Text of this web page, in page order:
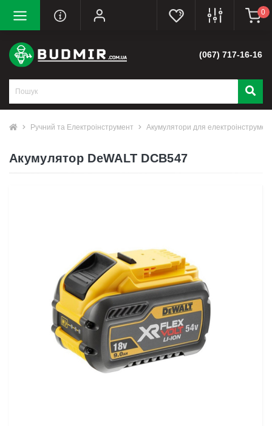
0
(067) 717-16-16
Ручний та Електроінструмент Акумулятори для
Акумулятор DeWALT DCB547